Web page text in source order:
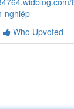
nghiệp
Who Upvoted